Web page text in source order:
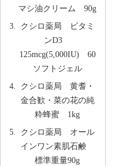
マシ油クリーム 90g
クシロ薬局 ビタミ
ンD3
125mcg(5,000IU) 60
ソフトジェル
クシロ薬局 黄耆・
金合歓・菜の花の純
粋蜂蜜 1kg
クシロ薬局 オール
インワン素肌石鹸
標準重量90g